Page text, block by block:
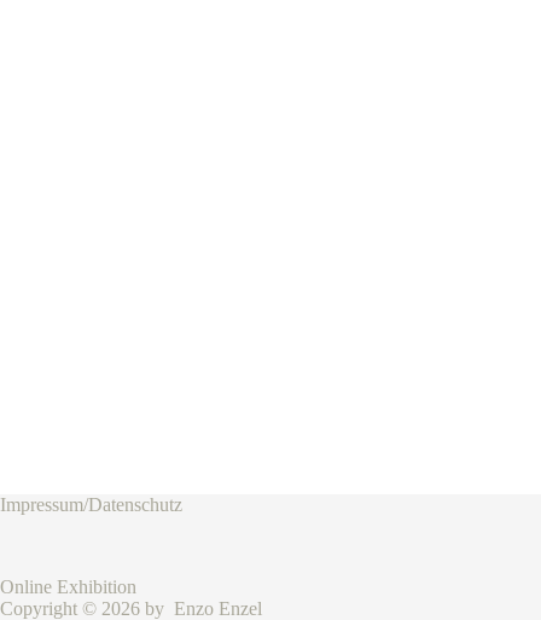
Impressum/Datenschutz
Online Exhibition
Copyright © 2026 by Enzo Enzel